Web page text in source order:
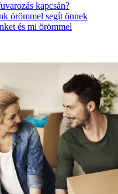
kapcsán?
örömmel segít önnek
és mi örömmel